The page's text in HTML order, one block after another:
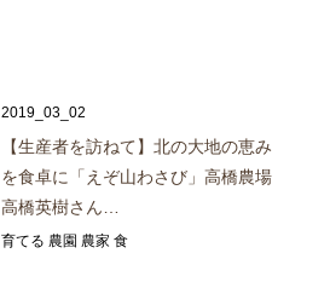
2019_03_02
【生産者を訪ねて】 北の大地の恵み
を食卓に「えぞ山わさび」 高橋農場
高橋英樹さん…
育てる 農園 農家 食